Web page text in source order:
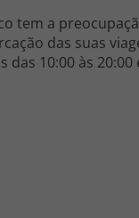
tem a
das suas
10:00 às 20:00